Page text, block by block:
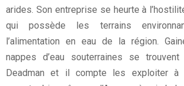
arides. Son entreprise se heurte à
qui possède les terrains
l’alimentation en eau de la région.
nappes d’eau souterraines se
Deadman et il compte les exploiter à